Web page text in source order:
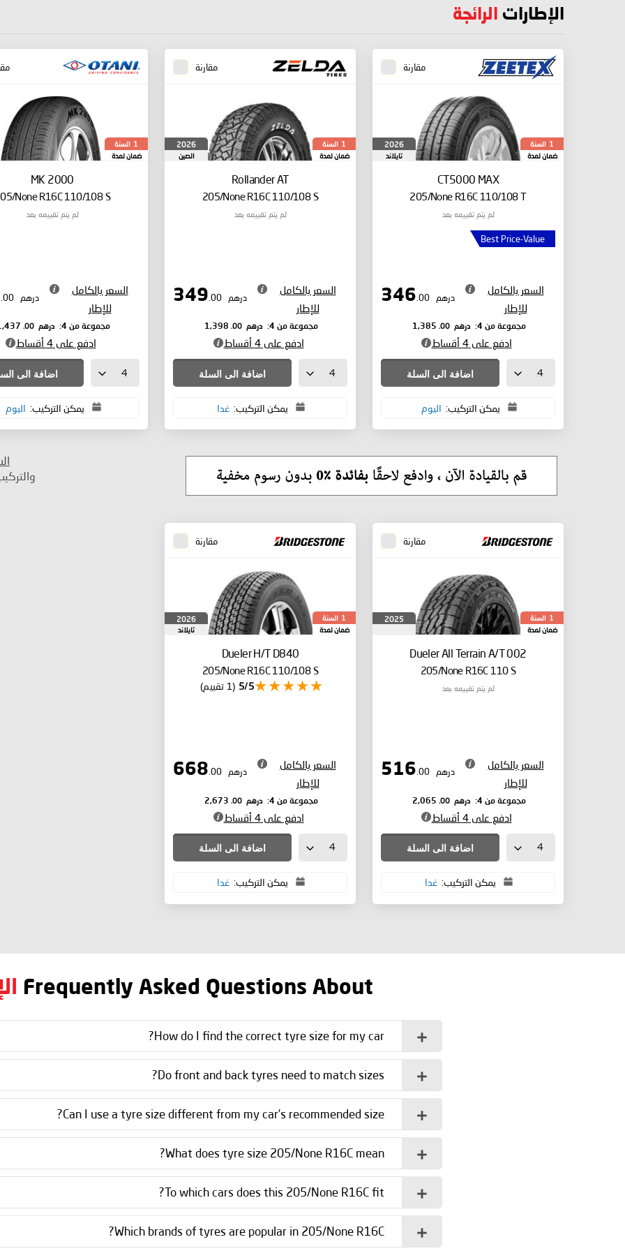
الإطارات الرائجة
مقارنة
1 السنة
ضمان لمدة
2026
تايلاند
CT5000 MAX
205/None R16C 110/108 T
لم يتم تقييمه بعد
Best Price-Value
السعر بالكامل
للإطار
درهم .00
مجموعة من 4: درهم .00
ادفع على 4 أقساط
اضافة الى السلة
يمكن التركيب: اليوم
مقارنة
1 السنة
ضمان لمدة
2026
الصين
Rollander AT
205/None R16C 110/108 S
لم يتم تقييمه بعد
السعر بالكامل
للإطار
درهم .00
مجموعة من 4: درهم .00
ادفع على 4 أقساط
اضافة الى السلة
يمكن التركيب: غدا
1 السنة
ضمان لمدة
MK 2000
None R16C 110/108 S
لم يتم تقييمه بعد
السعر بالكامل
للإطار
درهم .00
مجموعة من 4: درهم .00
ادفع على 4 أقساط
اضافة الى
يمكن التركيب: اليوم
مقارنة
1 السنة
ضمان لمدة
2025
Dueler All Terrain A/T 002
205/None R16C 110 S
لم يتم تقييمه بعد
السعر بالكامل
للإطار
درهم .00
مجموعة من 4: درهم .00
ادفع على 4 أقساط
اضافة الى السلة
يمكن التركيب: غدا
مقارنة
1 السنة
ضمان لمدة
2026
تايلاند
Dueler H/T D840
205/None R16C 110/108 S
5/5 (1 تقييم)
السعر بالكامل
للإطار
درهم .00
مجموعة من 4: درهم .00
ادفع على 4 أقساط
اضافة الى السلة
يمكن التركيب: غدا
Frequently Asked Questions About
How do I find the correct tyre size for my car?
Do front and back tyres need to match sizes?
Can I use a tyre size different from my car’s recommended size?
What does tyre size 205/None R16C mean?
To which cars does this 205/None R16C fit?
Which brands of tyres are popular in 205/None R16C?